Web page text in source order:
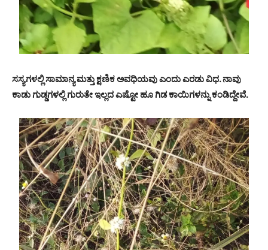
ಸಸ್ಯಗಳಲ್ಲಿ ಸಾಮಾನ್ಯ ಮತ್ತು ಕ್ಷಣಿಕ ಅವಧಿಯವು ಎಂದು ಎರಡು ವಿಧ. ನಾವು
ಕಾಡು ಗುಡ್ಡಗಳಲ್ಲಿ ಗುರುತೇ ಇಲ್ಲದ ಎಷ್ಟೋ ಹೂ ಗಿಡ ಕಾಯಿಗಳನ್ನು ಕಂಡಿದ್ದೇವೆ.